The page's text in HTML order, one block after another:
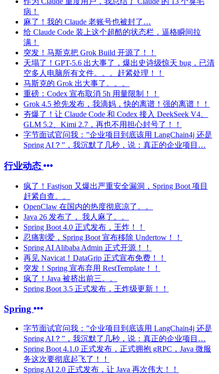
病！
麻了！我的 Claude 老账号也被封了…
给 Claude Code 装上这个超酷的状态栏，逼格瞬间拉
满！
突发！马斯克把 Grok Build 开源了！！
天塌了！GPT-5.6 出大事了，爆出史诗级惊天 bug，已清
空多人电脑所有文件。。。赶紧处理！！
马斯克的 Grok 出大事了。。。
重磅：Codex 宣布取消 5h 用量限制！！
Grok 4.5 抢先发布，我滴妈，快的离谱！强的离谱！！
夯爆了！让 Claude Code 和 Codex 接入 DeekSeek V4、
GLM 5.2、Kimi 2.7，再也不用担心封号了！！
字节面试官问我：”企业项目到底该用 LangChain4j 还是
Spring AI？”，我沉默了几秒，说：真正的企业项目…
行业动态
疯了！Fastjson 又爆出严重安全漏洞，Spring Boot 项目
赶紧自查。。
OpenClaw 在国内的热度彻底凉了。。
Java 26 发布了， 我人麻了。。
Spring Boot 4.0 正式发布，王炸！！
忍痛割爱，Spring Boot 宣布移除 Undertow！！
Spring AI Alibaba Admin 正式开源！！
再见 Navicat！DataGrip 正式宣布免费！！
突发！Spring 宣布弃用 RestTemplate！！
疯了！Java 被挤出前三。。
Spring Boot 3.5 正式发布，王炸级更新！！
Spring
字节面试官问我：”企业项目到底该用 LangChain4j 还是
Spring AI？”，我沉默了几秒，说：真正的企业项目…
Spring Boot 4.1.0 正式发布，正式拥抱 gRPC，Java 微服
务这次要彻底起飞了！！
Spring AI 2.0 正式发布，让 Java 再次伟大！！